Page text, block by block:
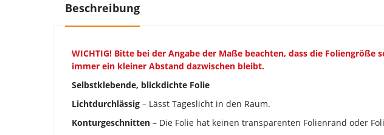
Beschreibung
WICHTIG! Bitte bei der Angabe der Maße beachten, dass die
immer ein kleiner Abstand dazwischen bleibt.
Selbstklebende, blickdichte Folie
Lichtdurchlässig – Lässt Tageslicht in den Raum.
Konturgeschnitten – Die Folie hat keinen transparenten Folienrand oder